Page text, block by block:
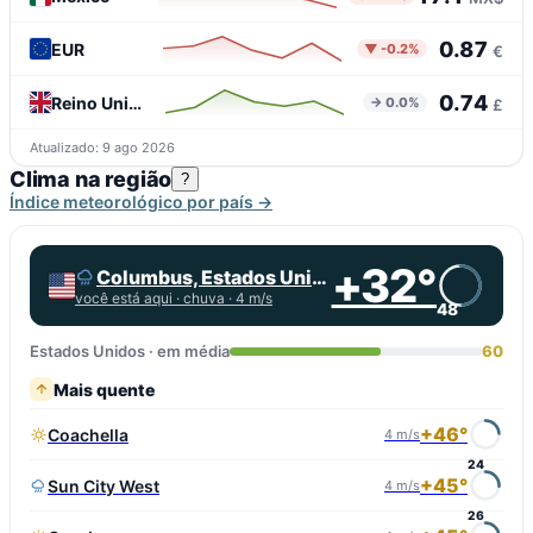
EUR ▼ -0.2% 0.87 €
Reino Unido → 0.0% 0.74 £
Atualizado: 9 ago 2026
Clima na região ?
Índice meteorológico por país →
Columbus, Estados Unidos
você está aqui · chuva · 4 m/s +32°48
Estados Unidos · em média 60
Mais quente
Coachella 4 m/s+46°
24
Sun City West 4 m/s+45°
26